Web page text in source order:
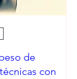
de
con